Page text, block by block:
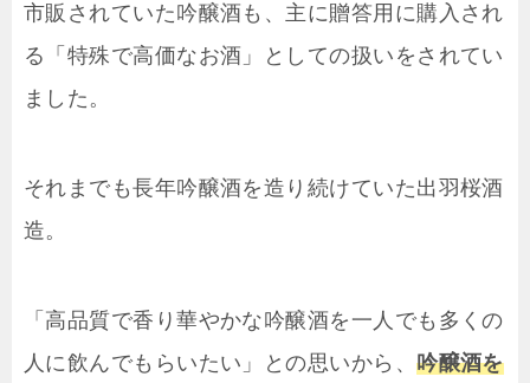
市販されていた吟醸酒も、主に贈答用に購入され
る「特殊で高価なお酒」としての扱いをされてい
ました。
それまでも長年吟醸酒を造り続けていた出羽桜酒
造。
「高品質で香り華やかな吟醸酒を一人でも多くの
人に飲んでもらいたい」との思いから、吟醸酒を